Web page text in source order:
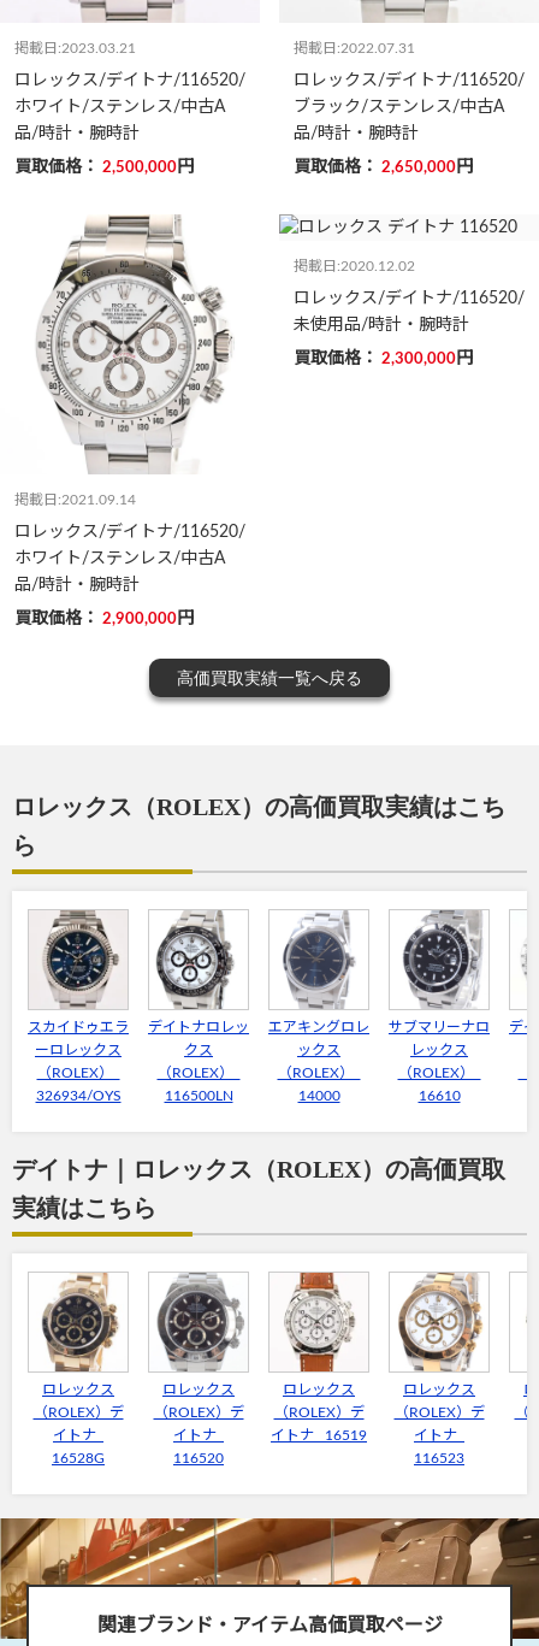
掲載日:2023.03.21
ロレックス/デイトナ/116520/
ホワイト/ステンレス/中古A
品/時計・腕時計
買取価格： 2,500,000 円
掲載日:2022.07.31
ロレックス/デイトナ/116520/
ブラック/ステンレス/中古A
品/時計・腕時計
買取価格： 2,650,000 円
掲載日:2021.09.14
ロレックス/デイトナ/116520/
ホワイト/ステンレス/中古A
品/時計・腕時計
買取価格： 2,900,000 円
掲載日:2020.12.02
ロレックス/デイトナ/116520/
未使用品/時計・腕時計
買取価格： 2,300,000 円
高価買取実績一覧へ戻る
ロレックス（ROLEX）の高価買取実績はこち
ら
スカイドゥエラ
ーロレックス
（ROLEX）
326934/OYS
デイトナロレッ
クス
（ROLEX）
116500LN
エアキングロレ
ックス
（ROLEX）
14000
サブマリーナロ
レックス
（ROLEX）
16610
デ
デイトナ｜ロレックス（ROLEX）の高価買取
実績はこちら
ロレックス
（ROLEX）デ
イトナ
16528G
ロレックス
（ROLEX）デ
イトナ
116520
ロレックス
（ROLEX）デ
イトナ 16519
ロレックス
（ROLEX）デ
イトナ
116523
（
関連ブランド・アイテム高価買取ページ